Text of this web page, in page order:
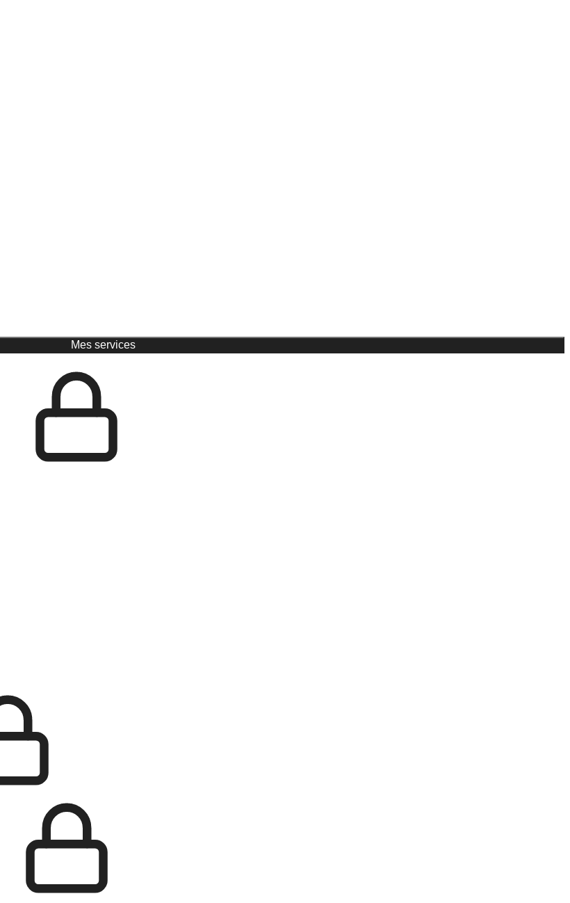
Mes services